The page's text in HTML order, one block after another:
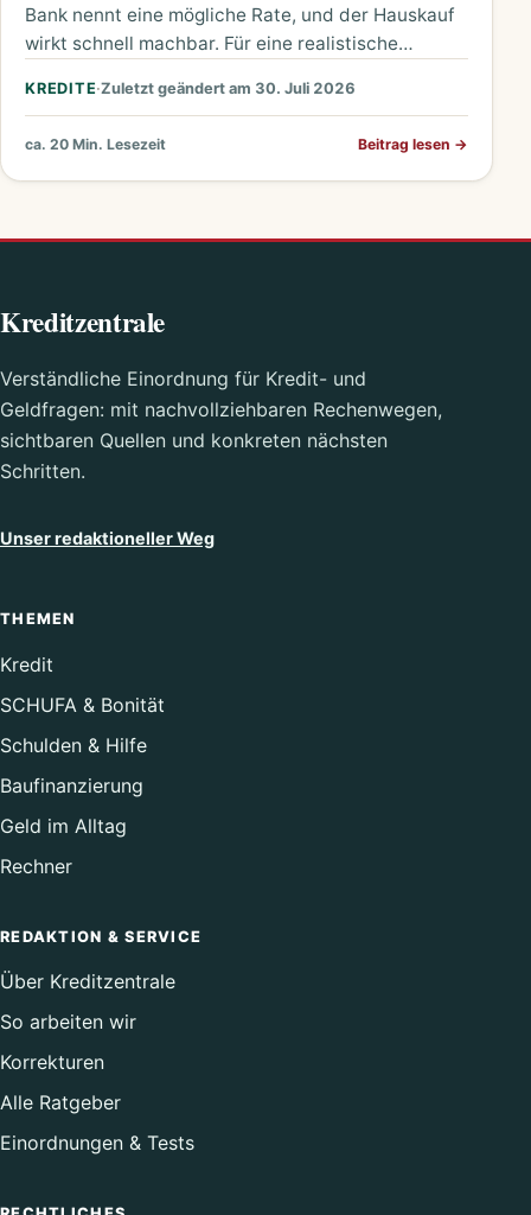
KREDITE·Zuletzt geändert am 30. Juli 2026
Bank nennt eine mögliche Rate, und der Hauskauf
wirkt schnell machbar. Für eine realistische
ca. 20 Min. Lesezeit Beitrag lesen →
Kreditzentrale
Verständliche Einordnung für Kredit- und
Geldfragen: mit nachvollziehbaren Rechenwegen,
sichtbaren Quellen und konkreten nächsten
Schritten.
Unser redaktioneller Weg
THEMEN
Kredit
SCHUFA & Bonität
Schulden & Hilfe
Baufinanzierung
Geld im Alltag
Rechner
REDAKTION & SERVICE
Über Kreditzentrale
So arbeiten wir
Korrekturen
Alle Ratgeber
Einordnungen & Tests